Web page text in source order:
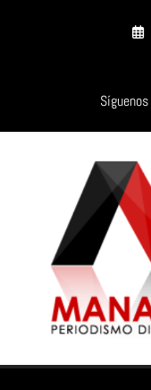
Síguenos